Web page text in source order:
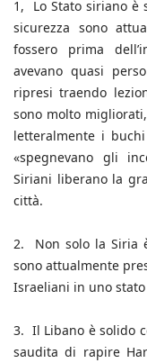
1, Lo Stato siriano è
sicurezza sono
fossero prima
avevano quasi
ripresi traendo
sono molto
letteralmente i
«spegnevano gli
Siriani liberano la
città.
2. Non solo la Siria
sono attualmente
Israeliani in uno
3. Il Libano è solido
saudita di rapire